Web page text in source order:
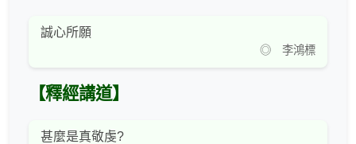
誠心所願
◎ 李鴻標
【釋經講道】
甚麼是真敬虔?